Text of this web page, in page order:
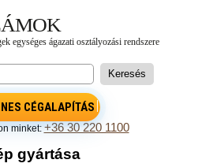
CÉGALAPÍTÁS
minket:+36 30 220 1100
gyártása